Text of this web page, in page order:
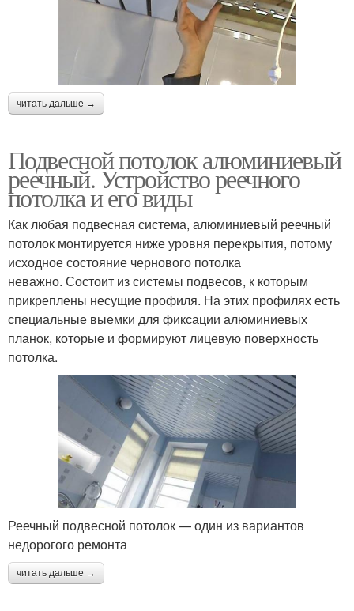
читать дальше →
Подвесной потолок алюминиевый
реечный. Устройство реечного
потолка и его виды
Как любая подвесная система, алюминиевый реечный
потолок монтируется ниже уровня перекрытия, потому
исходное состояние чернового потолка
неважно. Состоит из системы подвесов, к которым
прикреплены несущие профиля. На этих профилях есть
специальные выемки для фиксации алюминиевых
планок, которые и формируют лицевую поверхность
потолка.
Реечный подвесной потолок — один из вариантов
недорогого ремонта
читать дальше →